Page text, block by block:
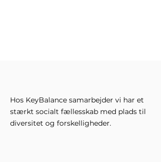
Hos KeyBalance samarbejder vi har et
stærkt socialt fællesskab med plads til
diversitet og forskelligheder.